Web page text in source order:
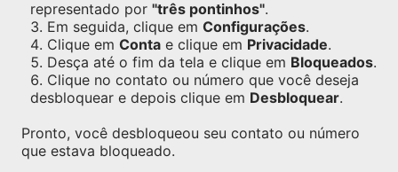
representado por "três pontinhos".
Em seguida, clique em Configurações.
Clique em Conta e clique em Privacidade.
Desça até o fim da tela e clique em Bloqueados.
Clique no contato ou número que você deseja
desbloquear e depois clique em Desbloquear.
Pronto, você desbloqueou seu contato ou número
que estava bloqueado.